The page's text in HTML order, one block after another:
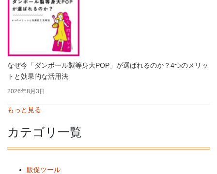
なぜ今「ダンボール製等身大POP」が選ばれるのか？4つのメリッ
トと効果的な活用法
2026年8月3日
もっと見る
カテゴリ一覧
販促ツール